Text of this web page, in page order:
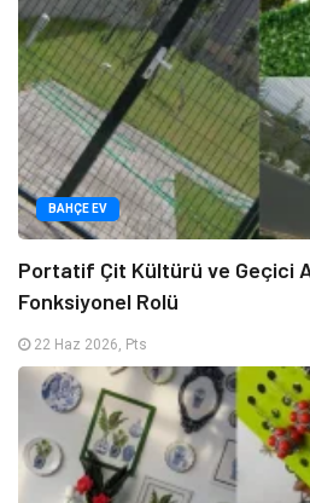
BAHÇE EV
Portatif Çit Kültürü ve Geçici
Fonksiyonel Rolü
22 Haz 2026, Pts